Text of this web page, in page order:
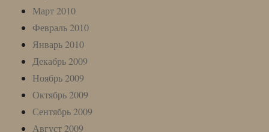
Март 2010
Февраль 2010
Январь 2010
Декабрь 2009
Ноябрь 2009
Октябрь 2009
Сентябрь 2009
Август 2009